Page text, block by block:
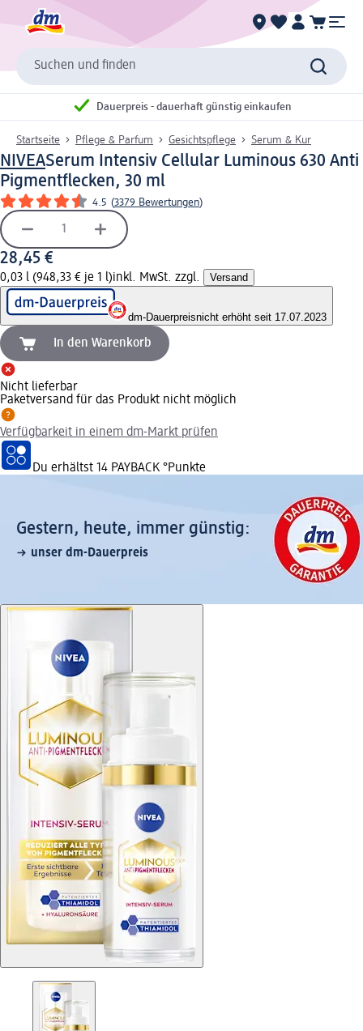
Suchen und finden
Dauerpreis - dauerhaft günstig einkaufen
Startseite Pflege & Parfum Gesichtspflege Serum & Kur
NIVEASerum Intensiv Cellular Luminous 630 Anti
Pigmentflecken, 30 ml
4.5 (3379 Bewertungen)
28,45 €
0,03 l (948,33 € je 1 l)inkl. MwSt. zzgl. Versand
dm-Dauerpreisnicht erhöht seit 17.07.2023
In den Warenkorb
Nicht lieferbar
Paketversand für das Produkt nicht möglich
Verfügbarkeit in einem dm-Markt prüfen
Du erhältst 14 PAYBACK °Punkte
Gestern, heute, immer günstig:
unser dm-Dauerpreis